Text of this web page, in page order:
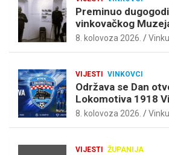
Preminuo
vinkovačkog
8. kolovoza 2026.
VIJESTI VINKOVCI
Održava se Dan
Lokomotiva 1918
8. kolovoza 2026.
VIJESTI ŽUPANIJA